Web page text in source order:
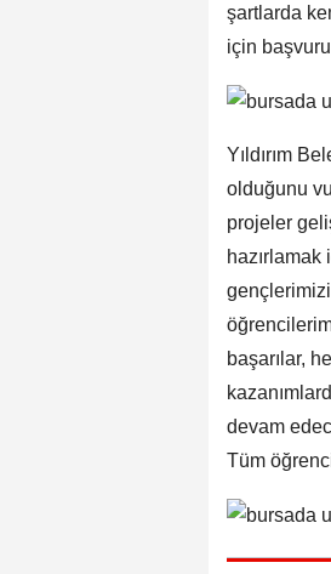
şartlarda
için
Yıldırım
olduğunu
projeler
hazırlamak
başarılar,
devam
Tüm